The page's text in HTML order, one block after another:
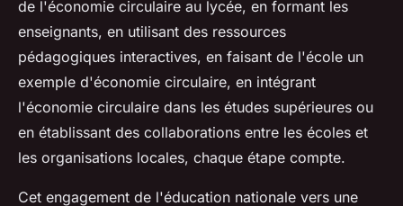
de l'économie circulaire au lycée, en formant les
enseignants, en utilisant des ressources
pédagogiques interactives, en faisant de l'école un
exemple d'économie circulaire, en intégrant
l'économie circulaire dans les études supérieures ou
en établissant des collaborations entre les écoles et
les organisations locales, chaque étape compte.
Cet engagement de l'éducation nationale vers une